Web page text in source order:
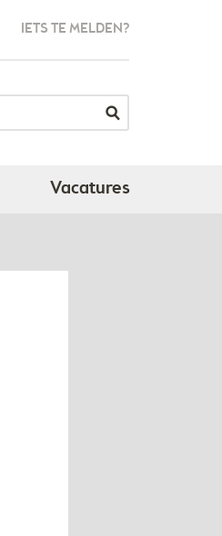
IETS TE MELDEN?
Vacatures